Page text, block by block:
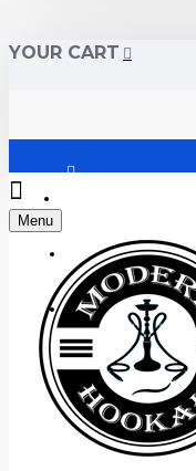
YOUR CART
Регистрация
+38 (095) 945 04 33
Menu